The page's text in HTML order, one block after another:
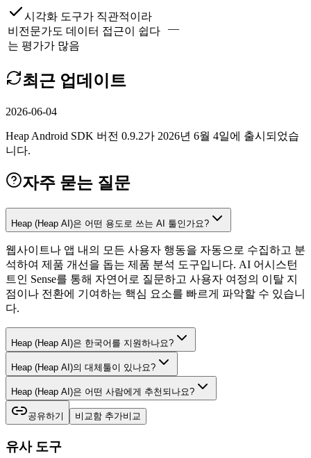
시각화 도구가 직관적이라
비전문가도 데이터 접근이 쉽다
는 평가가 많음
—
최근 업데이트
2026-06-04
Heap Android SDK 버전 0.9.2가 2026년 6월 4일에 출시되었습
니다.
자주 묻는 질문
Heap (Heap AI)은 어떤 용도로 쓰는 AI 툴인가요?
웹사이트나 앱 내의 모든 사용자 행동을 자동으로 수집하고 분
석하여 제품 개선을 돕는 제품 분석 도구입니다. AI 어시스턴
트인 Sense를 통해 자연어로 질문하고 사용자 여정의 이탈 지
점이나 전환에 기여하는 핵심 요소를 빠르게 파악할 수 있습니
다.
Heap (Heap AI)은 한국어를 지원하나요?
Heap (Heap AI)의 대체툴이 있나요?
Heap (Heap AI)은 어떤 사람에게 추천되나요?
공유하기 비교함 추가비교
유사 도구